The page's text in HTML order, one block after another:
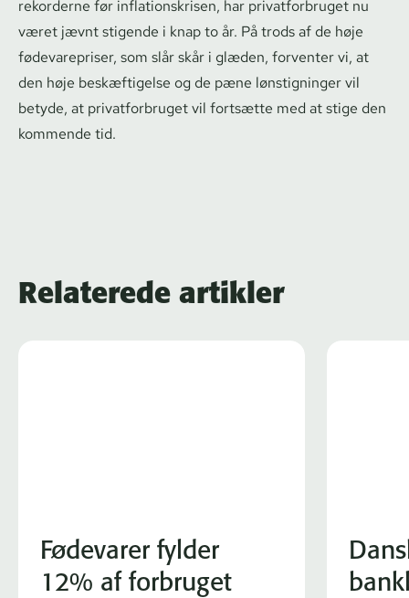
rekorderne før in­f­la­tions­kri­sen, har pri­vat­for­bru­get nu
været jævnt stigende i knap to år. På trods af de høje
fødevarepriser, som slår skår i glæden, forventer vi, at
den høje beskæftigelse og de pæne lønstigninger vil
betyde, at pri­vat­for­bru­get vil fortsætte med at stige den
kommende tid.
Relaterede artikler
Fødevarer fylder
12% af forbruget